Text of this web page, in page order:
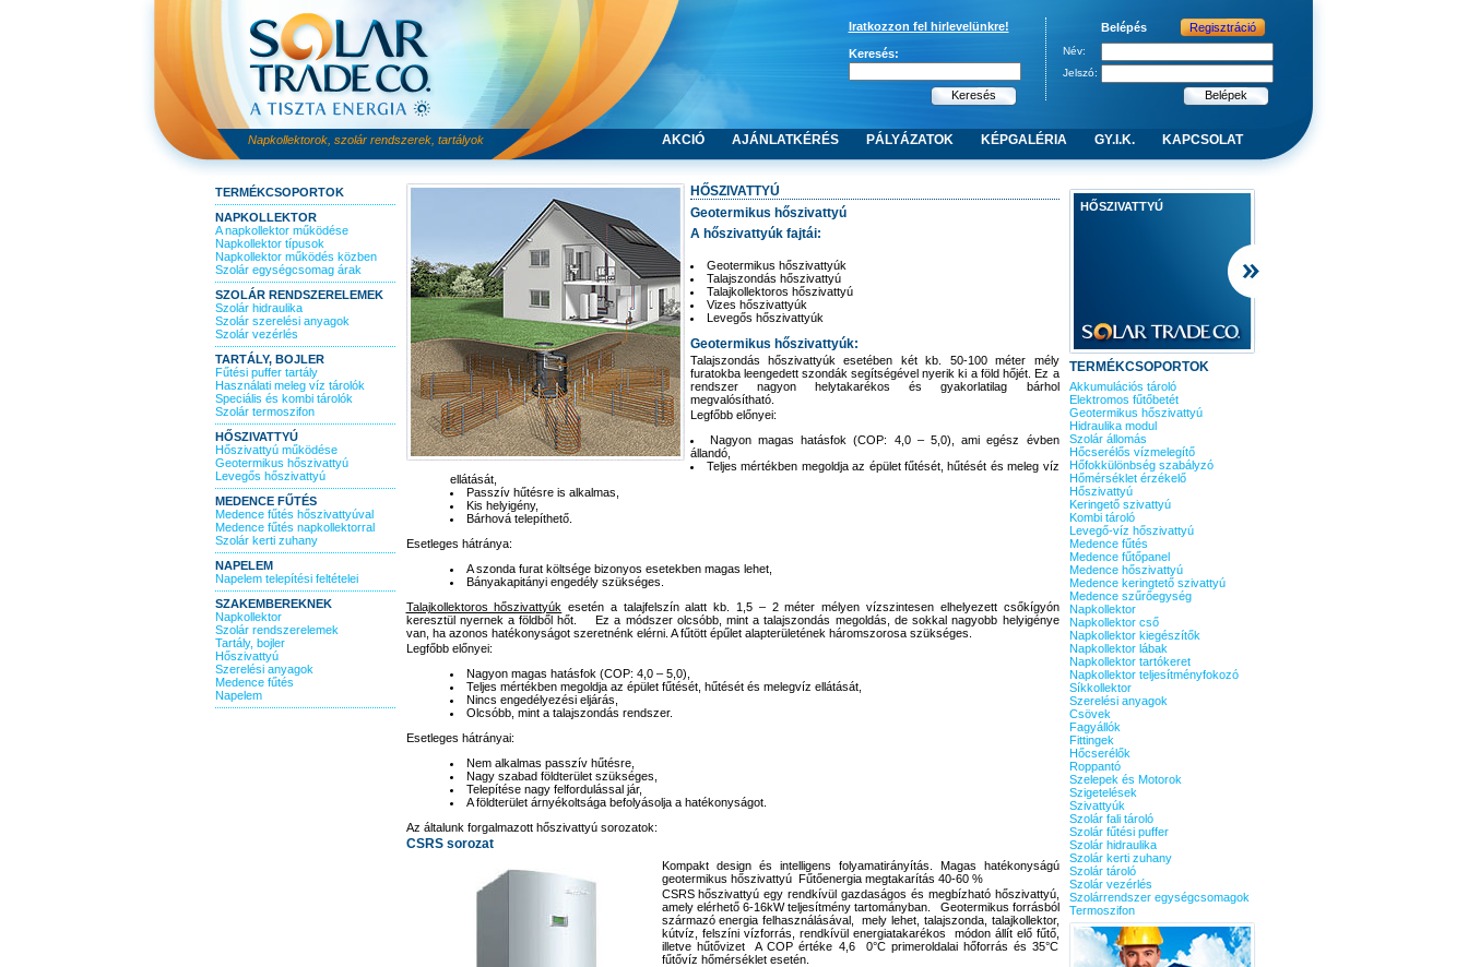
Keresés:
Belépés Regisztráció
Név:
Jelszó:
Iratkozzon fel hirlevelünkre!
Napkollektorok, szolár rendszerek, tartályok AKCIÓ AJÁNLATKÉRÉS PÁLYÁZATOK KÉPGALÉRIA GY.I.K. KAPCSOLAT
TERMÉKCSOPORTOK
NAPKOLLEKTOR
A napkollektor működése
Napkollektor típusok
Napkollektor működés közben
Szolár egységcsomag árak
SZOLÁR RENDSZERELEMEK
Szolár hidraulika
Szolár szerelési anyagok
Szolár vezérlés
TARTÁLY, BOJLER
Fűtési puffer tartály
Használati meleg víz tárolók
Speciális és kombi tárolók
Szolár termoszifon
HŐSZIVATTYÚ
Hőszivattyú működése
Geotermikus hőszivattyú
Levegős hőszivattyú
MEDENCE FŰTÉS
Medence fűtés hőszivattyúval
Medence fűtés napkollektorral
Szolár kerti zuhany
NAPELEM
Napelem telepítési feltételei
SZAKEMBEREKNEK
Napkollektor
Szolár rendszerelemek
Tartály, bojler
Hőszivattyú
Szerelési anyagok
Medence fűtés
Napelem
HŐSZIVATTYÚ
Geotermikus hőszivattyú
A hőszivattyúk fajtái:
Geotermikus hőszivattyúk
Talajszondás hőszivattyú
Talajkollektoros hőszivattyú
Vizes hőszivattyúk
Levegős hőszivattyúk
Geotermikus hőszivattyúk:
Talajszondás hőszivattyúk esetében két kb. 50-100 méter mély
furatokba leengedett szondák segítségével nyerik ki a föld hőjét. Ez a
rendszer nagyon helytakarékos és gyakorlatilag bárhol
megvalósítható.
Legfőbb előnyei:
Nagyon magas hatásfok (COP: 4,0 – 5,0), ami egész évben
állandó,
Teljes mértékben megoldja az épület fűtését, hűtését és meleg víz
ellátását,
Passzív hűtésre is alkalmas,
Kis helyigény,
Bárhová telepíthető.
Esetleges hátránya:
A szonda furat költsége bizonyos esetekben magas lehet,
Bányakapitányi engedély szükséges.
Talajkollektoros hőszivattyúk esetén a talajfelszín alatt kb. 1,5 – 2 méter mélyen vízszintesen elhelyezett csőkígyón
keresztül nyernek a földből hőt. Ez a módszer olcsóbb, mint a talajszondás megoldás, de sokkal nagyobb helyigénye
van, ha azonos hatékonyságot szeretnénk elérni. A fűtött épűlet alapterületének háromszorosa szükséges.
Legfőbb előnyei:
Nagyon magas hatásfok (COP: 4,0 – 5,0),
Teljes mértékben megoldja az épület fűtését, hűtését és melegvíz ellátását,
Nincs engedélyezési eljárás,
Olcsóbb, mint a talajszondás rendszer.
Esetleges hátrányai:
Nem alkalmas passzív hűtésre,
Nagy szabad földterület szükséges,
Telepítése nagy felfordulással jár,
A földterület árnyékoltsága befolyásolja a hatékonyságot.
Az általunk forgalmazott hőszivattyú sorozatok:
CSRS sorozat
Kompakt design és intelligens folyamatirányítás. Magas hatékonyságú
geotermikus hőszivattyú Fűtőenergia megtakarítás 40-60 %
CSRS hőszivattyú egy rendkívül gazdaságos és megbízható hőszivattyú,
amely elérhető 6-16kW teljesítmény tartományban. Geotermikus forrásból
származó energia felhasználásával, mely lehet, talajszonda, talajkollektor,
kútvíz, felszíni vízforrás, rendkívül energiatakarékos módon állít elő fűtő,
illetve hűtővizet A COP értéke 4,6 0°C primeroldalai hőforrás és 35°C
fűtővíz hőmérséklet esetén.
HŐSZIVATTYÚ
TERMÉKCSOPORTOK
Akkumulációs tároló
Elektromos fűtőbetét
Geotermikus hőszivattyú
Hidraulika modul
Szolár állomás
Hőcserélős vízmelegítő
Hőfokkülönbség szabályzó
Hőmérséklet érzékelő
Hőszivattyú
Keringető szivattyú
Kombi tároló
Levegő-víz hőszivattyú
Medence fűtés
Medence fűtőpanel
Medence hőszivattyú
Medence keringtető szivattyú
Medence szűrőegység
Napkollektor
Napkollektor cső
Napkollektor kiegészítők
Napkollektor lábak
Napkollektor tartókeret
Napkollektor teljesítményfokozó
Síkkollektor
Szerelési anyagok
Csövek
Fagyállók
Fittingek
Hőcserélők
Roppantó
Szelepek és Motorok
Szigetelések
Szivattyúk
Szolár fali tároló
Szolár fűtési puffer
Szolár hidraulika
Szolár kerti zuhany
Szolár tároló
Szolár vezérlés
Szolárrendszer egységcsomagok
Termoszifon